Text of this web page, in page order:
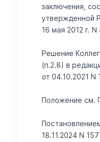
заключения,
утвержденной
16 мая 2012 г. N
Решение
(п.2.8) в
от 04.10.2021 N
Положение см.
18.11.2024 N